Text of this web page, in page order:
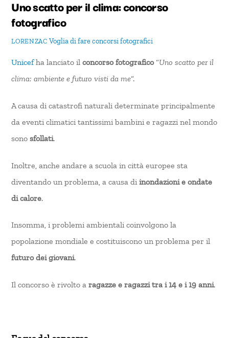
Uno scatto per il clima: concorso
fotografico
LORENZAC Voglia di fareconcorsi fotografici
Unicefha lanciato ilconcorso fotografico“Uno scatto per il
clima: ambiente e futuro visti da me“.
A causa di catastrofi naturali determinate principalmente
da eventi climatici tantissimi bambini e ragazzi nel mondo
sonosfollati.
Inoltre, anche andare a scuola in città europee sta
diventando un problema, a causa diinondazioni e ondate
di calore.
Insomma, i problemi ambientali coinvolgono la
popolazione mondiale e costituiscono un problema per il
futuro dei giovani.
Il concorso è rivolto aragazze e ragazzi tra i 14 e i 19 anni.